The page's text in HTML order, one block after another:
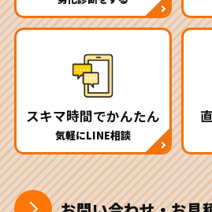
スキマ時間でかんたん
気軽にLINE相談